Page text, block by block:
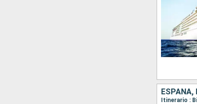
ESPAÑA,
Itinerario :